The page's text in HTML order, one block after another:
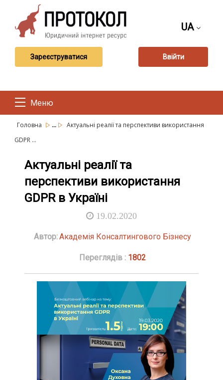
UA
Зареєструватися Ввійти
Меню
Головна ...
Актуальні реалії та перспективи використання
GDPR ...
Актуальні реалії та
перспективи використання
GDPR в Україні
19.02.2020
Автор:Академія Консалтингового Бізнесу
Переглядів : 1802